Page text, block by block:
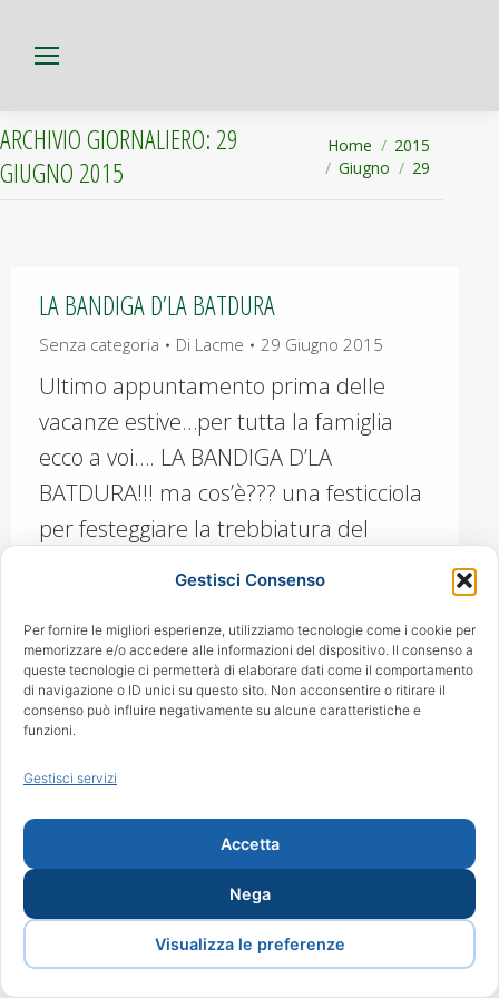
Gestisci Consenso
Per fornire le migliori esperienze, utilizziamo tecnologie come i cookie per
memorizzare e/o accedere alle informazioni del dispositivo. Il consenso a
queste tecnologie ci permetterà di elaborare dati come il comportamento
di navigazione o ID unici su questo sito. Non acconsentire o ritirare il
consenso può influire negativamente su alcune caratteristiche e
funzioni.
Gestisci servizi
Accetta
Nega
Visualizza le preferenze
ARCHIVIO GIORNALIERO: 29
GIUGNO 2015
Tu sei qui:
Home
2015
Giugno
29
LA BANDIGA D’LA BATDURA
Senza categoria Di Lacme 29 Giugno 2015
Ultimo appuntamento prima delle
vacanze estive…per tutta la famiglia
ecco a voi…. LA BANDIGA D’LA
BATDURA!!! ma cos’è??? una festicciola
per festeggiare la trebbiatura del
alcuni ollaboratori ormai “storici” come
IDEE D’AUTORE, BIRRA CLATERNA e
alcuni nuovi come SALE IN ZUCCA e
molti altri……
Copyright 2024 Lacme. Tutti i diritti riservati. Powered by
Proweb
bottom